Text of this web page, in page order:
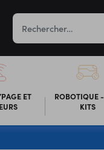
ET
ROBOTIQUE
KITS